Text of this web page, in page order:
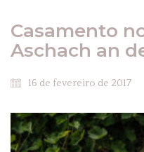
Casamento
Aschach an
16 de fevereiro de 2017